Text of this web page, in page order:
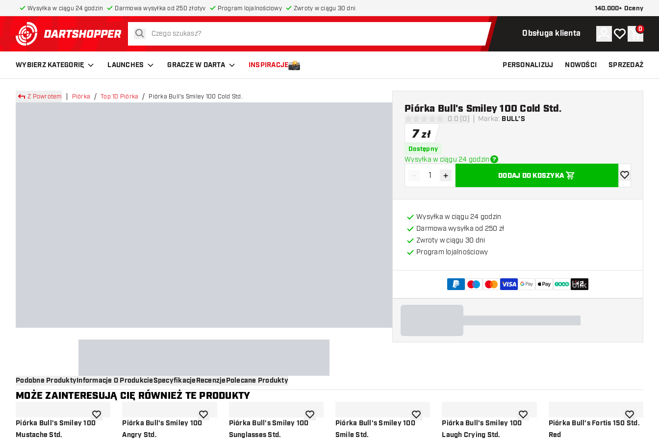
Wysyłka w ciągu 24 godzin Darmowa wysyłka od 250 złotyv Program lojalnościowy Zwroty w ciągu 30 dni 140.000+ Oceny
powrót do strony głównej
szukaj Obsługa klienta Konto
Moja listaKoszyk
0
WYBIERZ KATEGORIĘ LAUNCHES GRACZE W DARTA INSPIRACJE PERSONALIZUJ NOWOŚCI SPRZEDAŻ
Z Powrotem Piórka Top 10 Piórka Piórka Bull's Smiley 100 Cold Std.
0 gwiazdki oceny0.0 (0) Marka: BULL'S
Piórka Bull's Smiley 100 Cold Std.
7 zł
Dostępny
Wysyłka w ciągu 24 godzin
Zmniejsz ilość
- Zwiększ ilość
+ DODAJ DO KOSZYKA
dodaj do
Wysyłka w ciągu 24 godzin
Darmowa wysyłka od 250 zł
Zwroty w ciągu 30 dni
Program lojalnościowy
+2
Podobne ProduktyInformacje O ProdukcieSpecyfikacjeRecenzjePolecane Produkty
MOŻE ZAINTERESUJĄ CIĘ RÓWNIEŻ TE PRODUKTY
Piórka Bull's Smiley 100
Mustache Std.
dodaj do listy życzeńPiórka Bull's Smiley 100
Angry Std.
dodaj do listy życzeńPiórka Bull's Smiley 100
Sunglasses Std.
dodaj do listy życzeńPiórka Bull's Smiley 100
Smile Std.
dodaj do listy życzeńPiórka Bull's Smiley 100
Laugh Crying Std.
dodaj do listy życzeńPiórka Bull's Fortis 150 Std.
Red
dodaj do